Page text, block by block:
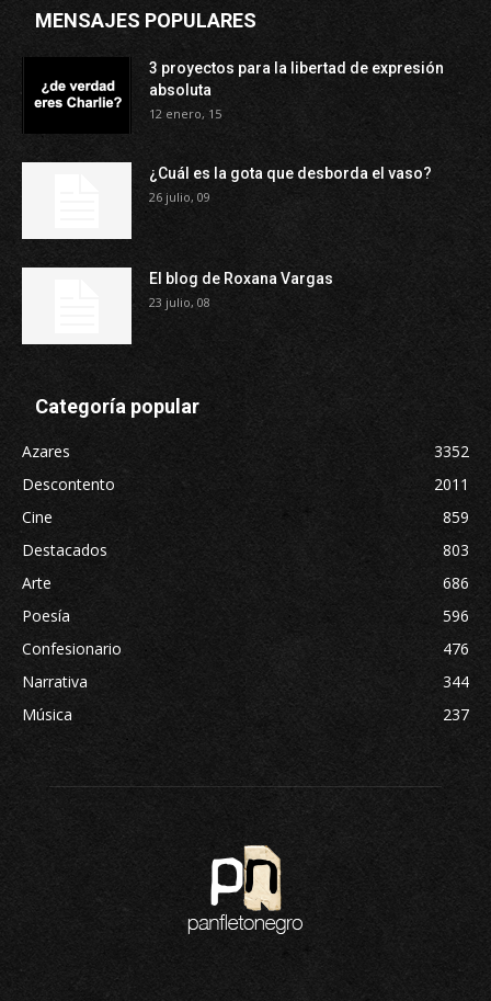
MENSAJES POPULARES
3 proyectos para la libertad de expresión
absoluta
12 enero, 15
¿Cuál es la gota que desborda el vaso?
26 julio, 09
El blog de Roxana Vargas
23 julio, 08
Categoría popular
Azares
3352
Descontento
2011
Cine
859
Destacados
803
Arte
686
Poesía
596
Confesionario
476
Narrativa
344
Música
237